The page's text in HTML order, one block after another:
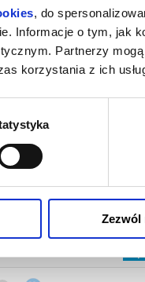
, do
Informacje o tym, jak
Partnerzy mogą
korzystania z ich
Zezwól
/ BLECHACZ
14 listopada 2026, sobota,
na skrzypce i fortepian, Ignacy
a-moll op. 13 na
Franck – Sonata A-dur na
op. 28*******
W przypadku...